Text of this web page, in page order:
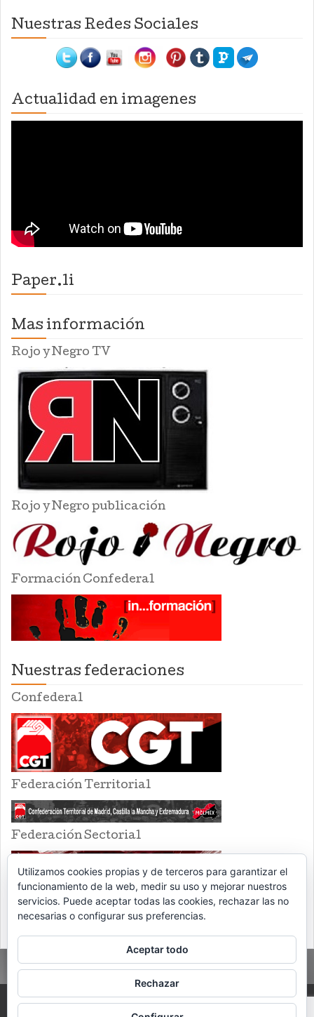
Nuestras Redes Sociales
Actualidad en imagenes
Paper.li
Mas información
Rojo y Negro TV
Rojo y Negro publicación
Formación Confederal
Nuestras federaciones
Confederal
Federación Territorial
Federación Sectorial
PROUDLY POWERED BY WORDPRESS THEME: EVENTBRITE SINGLE EVENT
Utilizamos cookies propias y de terceros para garantizar el
funcionamiento de la web, medir su uso y mejorar nuestros
servicios. Puede aceptar todas las cookies, rechazar las no
necesarias o configurar sus preferencias.
Aceptar todo
Rechazar